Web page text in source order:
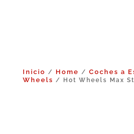
Inicio / Home / Coches a
Wheels / Hot Wheels Max